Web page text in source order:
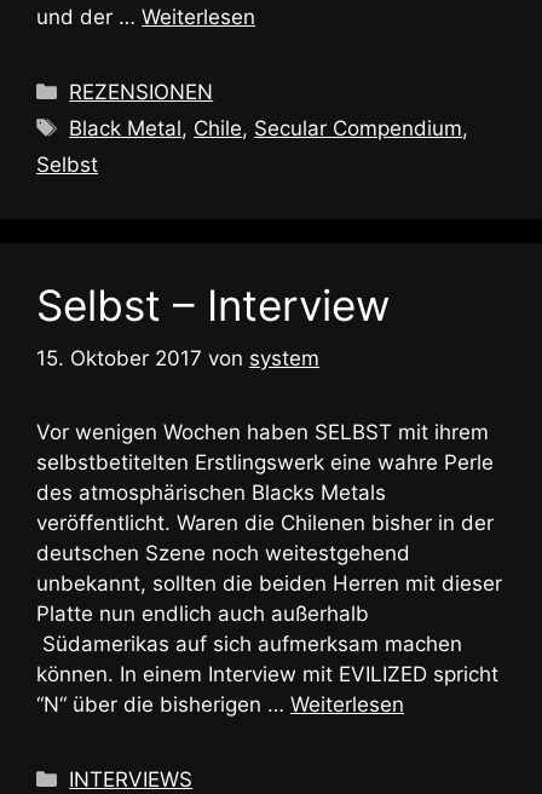
und der … Weiterlesen
Kategorien
REZENSIONEN
Schlagwörter
Black Metal, Chile, Secular Compendium,
Selbst
Selbst – Interview
15. Oktober 2017 von system
Vor wenigen Wochen haben SELBST mit ihrem
selbstbetitelten Erstlingswerk eine wahre Perle
des atmosphärischen Blacks Metals
veröffentlicht. Waren die Chilenen bisher in der
deutschen Szene noch weitestgehend
unbekannt, sollten die beiden Herren mit dieser
Platte nun endlich auch außerhalb
Südamerikas auf sich aufmerksam machen
können. In einem Interview mit EVILIZED spricht
“N“ über die bisherigen … Weiterlesen
Kategorien
INTERVIEWS